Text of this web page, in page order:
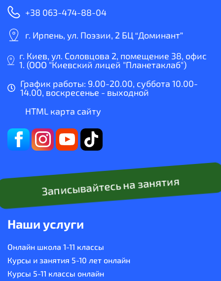
+38 063-474-88-04
г. Ирпень, ул. Поэзии, 2 БЦ “Доминант”
г. Киев, ул. Соловцова 2, помещение 38, офис
1. (ООО "Киевский лицей "Планетаклаб")
График работы: 9.00-20.00, суббота 10.00-
14.00, воскресенье - выходной
HTML карта сайту
Записывайтесь на занятия
Наши услуги
Онлайн школа 1-11 классы
Курсы и занятия 5-10 лет онлайн
Курсы 5-11 классы онлайн